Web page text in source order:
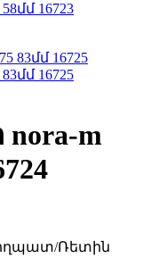
16723
16725
m
Ռետին